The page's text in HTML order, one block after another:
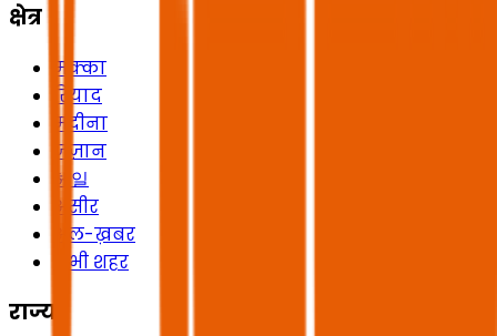
क्षेत्र
मक्का
रियाद
मदीना
जज़ान
헤일
असीर
अल-ख़बर
सभी शहर
राज्य